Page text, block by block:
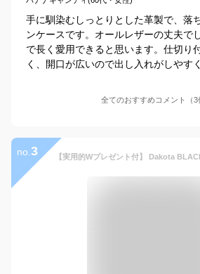
手に馴染むしっとりとした革製で、落
ンケースです。オールレザーの丈夫で
で長く愛用できると思います。仕切り
く、開口が広いので出し入れがしやす
全てのおすすめコメント（3
no. 3